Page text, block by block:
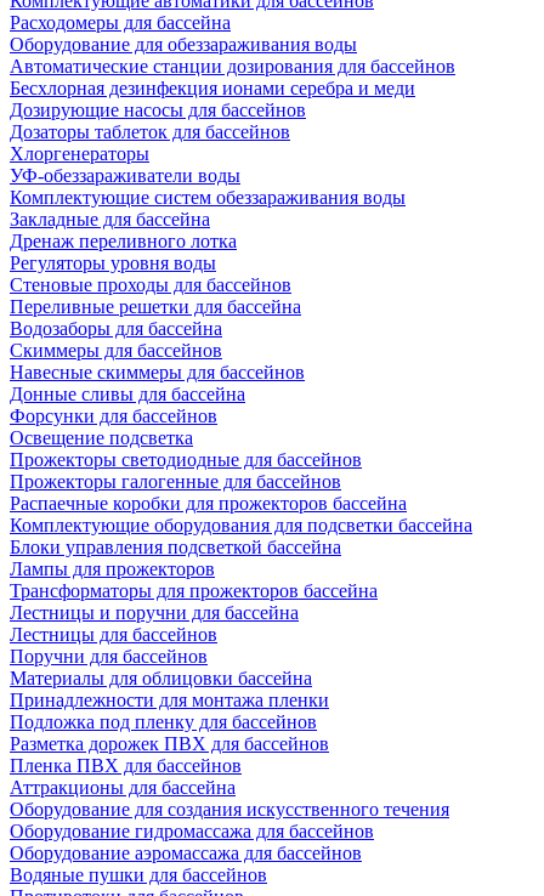
Расходомеры для бассейна
Оборудование для обеззараживания воды
Автоматические станции дозирования для бассейнов
Беcхлорная дезинфекция ионами серебра и меди
Дозирующие насосы для бассейнов
Дозаторы таблеток для бассейнов
Хлоргенераторы
УФ-обеззараживатели воды
Комплектующие систем обеззараживания воды
Закладные для бассейна
Дренаж переливного лотка
Регуляторы уровня воды
Стеновые проходы для бассейнов
Переливные решетки для бассейна
Водозаборы для бассейна
Скиммеры для бассейнов
Навесные скиммеры для бассейнов
Донные сливы для бассейна
Форсунки для бассейнов
Освещение подсветка
Прожекторы светодиодные для бассейнов
Прожекторы галогенные для бассейнов
Распаечные коробки для прожекторов бассейна
Комплектующие оборудования для подсветки бассейна
Блоки управления подсветкой бассейна
Лампы для прожекторов
Трансформаторы для прожекторов бассейна
Лестницы и поручни для бассейна
Лестницы для бассейнов
Поручни для бассейнов
Материалы для облицовки бассейна
Принадлежности для монтажа пленки
Подложка под пленку для бассейнов
Разметка дорожек ПВХ для бассейнов
Пленка ПВХ для бассейнов
Аттракционы для бассейна
Оборудование для создания искусственного течения
Оборудование гидромассажа для бассейнов
Оборудование аэромассажа для бассейнов
Водяные пушки для бассейнов